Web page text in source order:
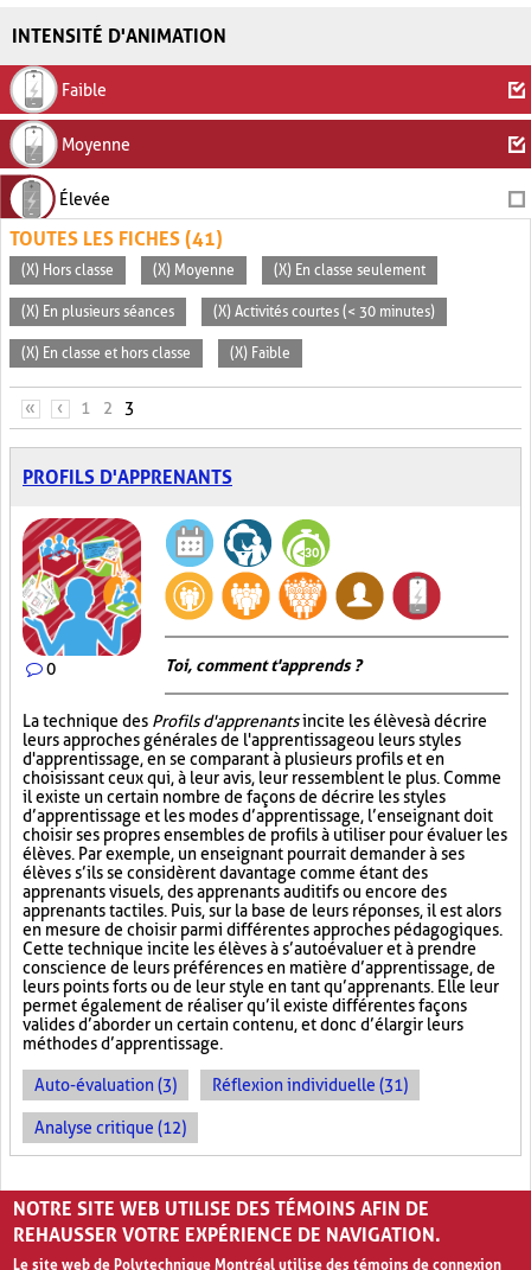
INTENSITÉ D'ANIMATION
Faible
Moyenne
Élevée
TOUTES LES FICHES (41)
(X) Hors classe (X) Moyenne (X) En classe seulement
(X) En plusieurs séances (X) Activités courtes (< 30 minutes)
(X) En classe et hors classe (X) Faible
PAGES
« ‹ 1 2 3
PROFILS D'APPRENANTS
0 Toi, comment t'apprends ?
La technique des Profils d'apprenantsincite les élèves à décrire
leurs approches générales de l'apprentissage ou leurs styles
d'apprentissage, en se comparant à plusieurs profils et en
choisissant ceux qui, à leur avis, leur ressemblent le plus. Comme
il existe un certain nombre de façons de décrire les styles
d’apprentissage et les modes d’apprentissage, l’enseignant doit
choisir ses propres ensembles de profils à utiliser pour évaluer les
élèves. Par exemple, un enseignant pourrait demander à ses
élèves s’ils se considèrent davantage comme étant des
apprenants visuels, des apprenants auditifs ou encore des
apprenants tactiles. Puis, sur la base de leurs réponses, il est alors
en mesure de choisir parmi différentes approches pédagogiques.
Cette technique incite les élèves à s’autoévaluer et à prendre
conscience de leurs préférences en matière d’apprentissage, de
leurs points forts ou de leur style en tant qu’apprenants. Elle leur
permet également de réaliser qu’il existe différentes façons
valides d’aborder un certain contenu, et donc d’élargir leurs
méthodes d’apprentissage.
Auto-évaluation (3) Réflexion individuelle (31)
Analyse critique (12)
PAGES
« ‹ 1 2 3
NOTRE SITE WEB UTILISE DES TÉMOINS AFIN DE
REHAUSSER VOTRE EXPÉRIENCE DE NAVIGATION.
Le site web de Polytechnique Montréal utilise des témoins de connexion